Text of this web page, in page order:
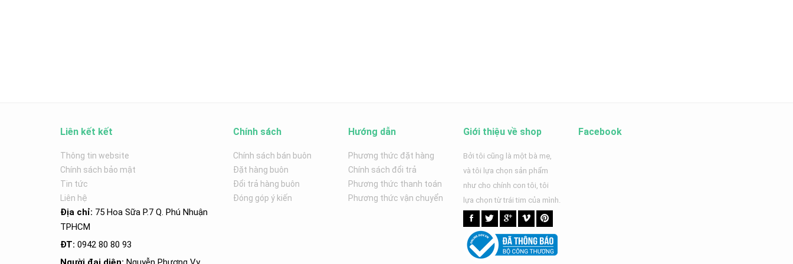
Liên kết kết
Thông tin website
Chính sách bảo mật
Tin tức
Liên hệ
Địa chỉ: 75 Hoa Sữa P.7 Q. Phú Nhuận
TPHCM
ĐT: 0942 80 80 93
Chính sách
Chính sách bán buôn
Đặt hàng buôn
Đổi trả hàng buôn
Đóng góp ý kiến
Hướng dẫn
Phương thức đặt hàng
Chính sách đổi trả
Phương thức thanh toán
Phương thức vận chuyển
Giới thiệu về shop
Bởi tôi cũng là một bà mẹ,
và tôi lựa chọn sản phẩm
như cho chính con tôi, tôi
lựa chọn từ trái tim của mình.
Facebook